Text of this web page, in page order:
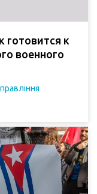
готовится к
военного